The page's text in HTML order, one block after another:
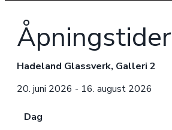
Åpningstider
Hadeland Glassverk, Galleri 2
20. juni 2026 - 16. august 2026
Dag